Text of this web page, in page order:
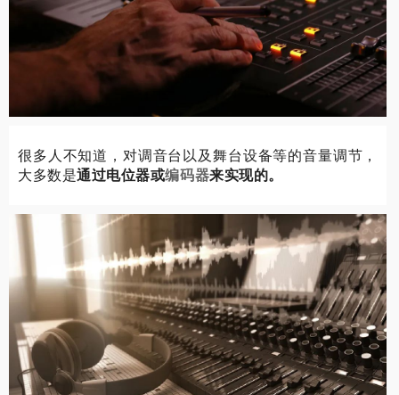
很多人不知道，对调音台以及舞台设备等的音量调节，
大多数是通过电位器或编码器来实现的。